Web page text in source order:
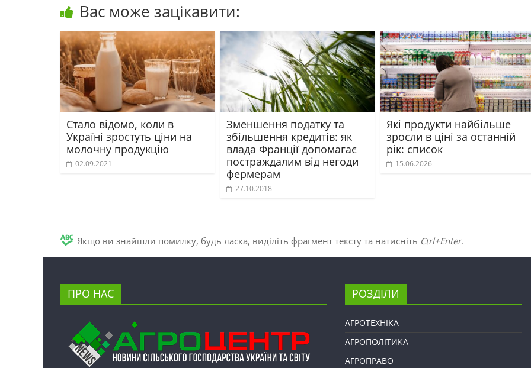
Вас може зацікавити:
Стало відомо, коли в
Україні зростуть ціни на
молочну продукцію
02.09.2021
Зменшення податку та
збільшення кредитів: як
влада Франції допомагає
постраждалим від негоди
фермерам
27.10.2018
Які продукти найбільше
зросли в ціні за останній
рік: список
15.06.2026
Якщо ви знайшли помилку, будь ласка, виділіть фрагмент тексту та натисніть Ctrl+Enter.
ПРО НАС РОЗДІЛИ
АГРОТЕХНІКА
АГРОПОЛІТИКА
АГРОПРАВО